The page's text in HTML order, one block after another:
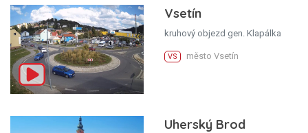
Vsetín
kruhový objezd gen. Klapálka
VS město Vsetín
Uherský Brod